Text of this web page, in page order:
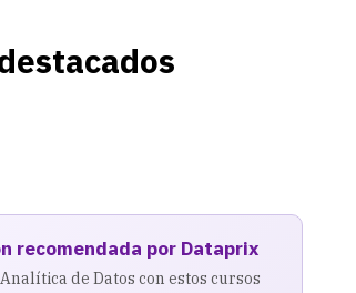
recomendada por Dataprix
de Datos con estos cursos